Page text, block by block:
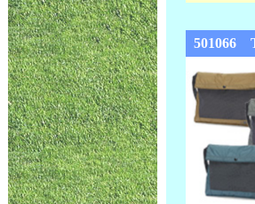
501066